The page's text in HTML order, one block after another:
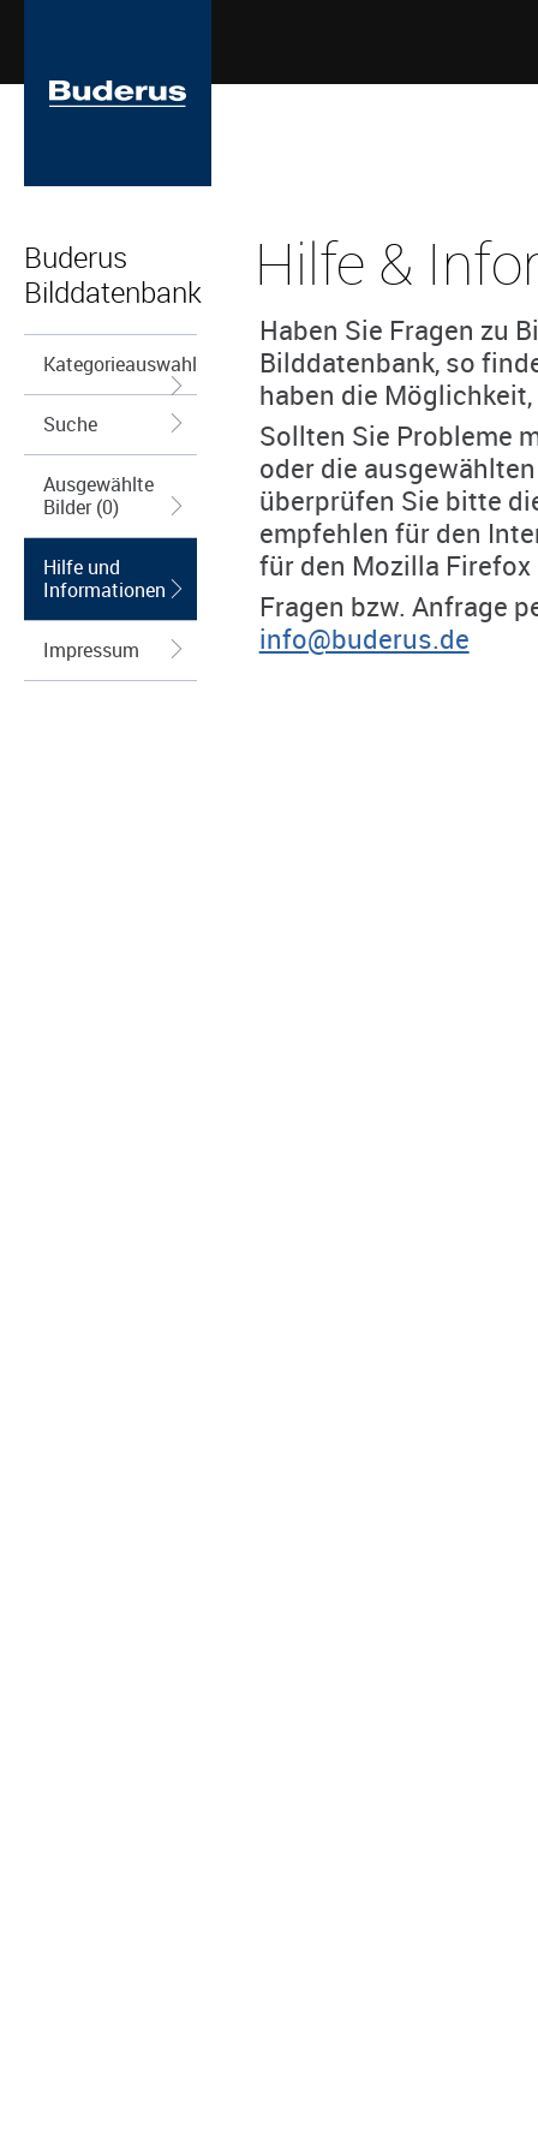
Buderus
Bilddatenbank
Kategorieauswahl
Suche
Ausgewählte
Bilder (0)
Hilfe und
Informationen
Impressum
Hilfe &
Haben Sie Fragen zu
Bilddatenbank, so
haben die
Sollten Sie Probleme
oder die
überprüfen Sie bitte
empfehlen für den
für den Mozilla Firefox
Fragen bzw. Anfrage
info@buderus.de